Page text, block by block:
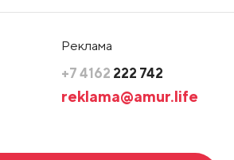
Реклама
+7 4162 222 742
reklama@amur.life